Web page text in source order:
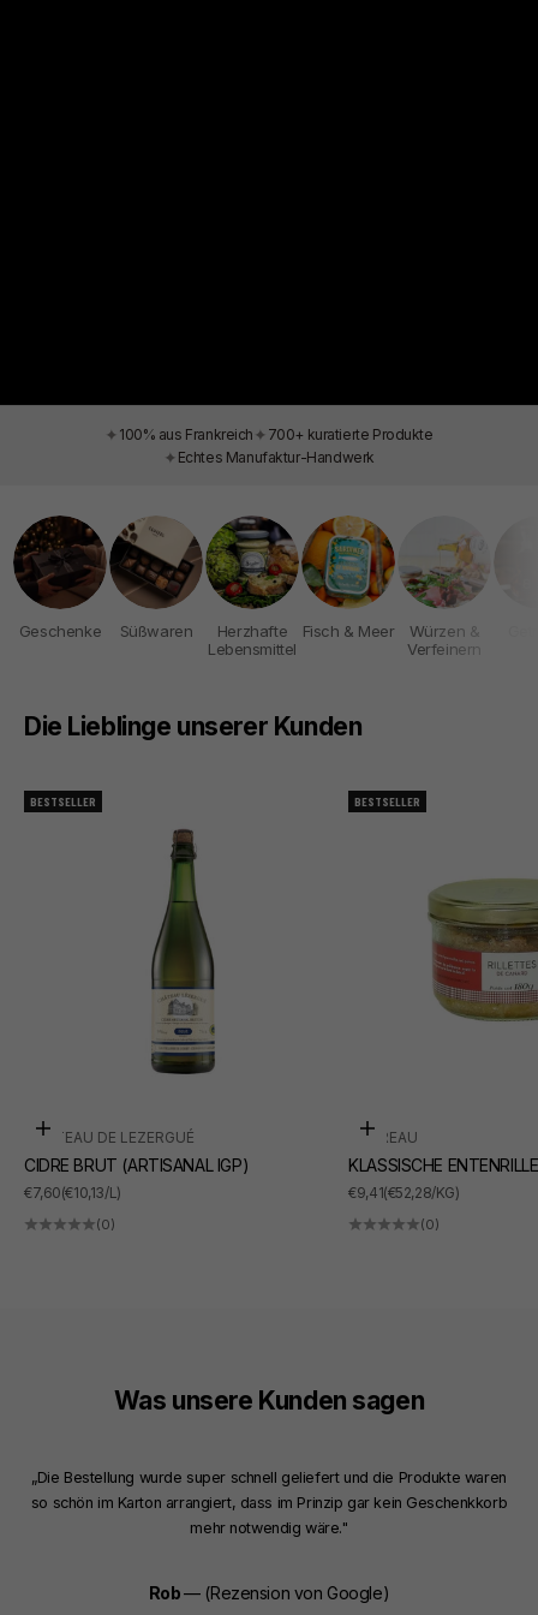
✦ 100% aus Frankreich ✦ 700+ kuratierte Produkte
✦ Echtes Manufaktur-Handwerk
Geschenke Süßwaren
Herzhafte
Lebensmittel
Fisch & Meer
Würzen &
Verfeinern
Die Lieblinge unserer Kunden
BESTSELLER
In den Warenkorb
CHÂTEAU DE LEZERGUÉ
CIDRE BRUT (ARTISANAL IGP)
ANGEBOT
€7,60(€10,13/L)
(0)
BESTSELLER
In den Warenkorb
SUDREAU
KLASSISCHE
ANGEBOT
€9,41(€52,28/KG)
(0)
Was unsere Kunden sagen
„Die Bestellung wurde super schnell geliefert und die Produkte waren
so schön im Karton arrangiert, dass im Prinzip gar kein Geschenkkorb
mehr notwendig wäre."
Rob— (Rezension von Google)